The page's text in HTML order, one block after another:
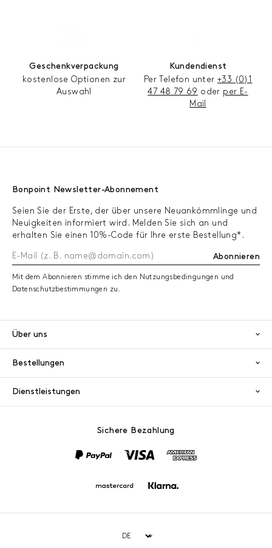
Geschenkverpackung
kostenlose Optionen zur
Auswahl
Kundendienst
Per Telefon unter +33 (0)1
47 48 79 69 oder per E-
Mail
Bonpoint Newsletter-Abonnement
Seien Sie der Erste, der über unsere Neuankömmlinge und
Neuigkeiten informiert wird. Melden Sie sich an und
erhalten Sie einen 10%-Code für Ihre erste Bestellung*.
Abonnieren
Mit dem Abonnieren stimme ich den Nutzungsbedingungen und
Datenschutzbestimmungen zu.
Über uns
Bestellungen
Dienstleistungen
Sichere Bezahlung
PayPalVisa